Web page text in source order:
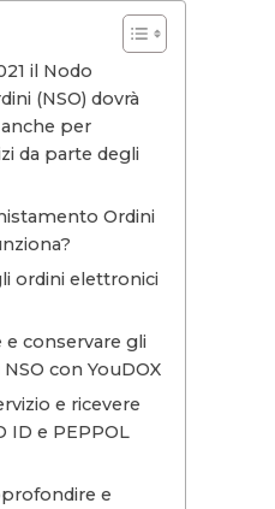
il Nodo
(NSO) dovrà
per
da parte degli
Ordini
ordini elettronici
e conservare gli
con YouDOX
e ricevere
ID e PEPPOL
e